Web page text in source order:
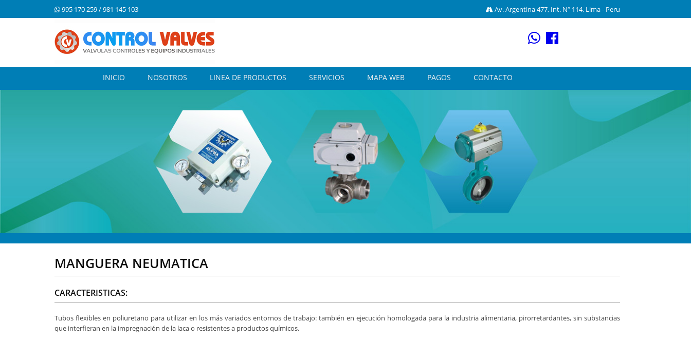
995 170 259 / 981 145 103 Av. Argentina 477, Int. Nº 114, Lima - Peru
INICIO NOSOTROS LINEA DE PRODUCTOS SERVICIOS MAPA WEB PAGOS CONTACTO
MANGUERA NEUMATICA
CARACTERISTICAS:
Tubos flexibles en poliuretano para utilizar en los más variados entornos de trabajo: también en ejecución homologada para la industria alimentaria, pirorretardantes, sin substancias
que interfieran en la impregnación de la laca o resistentes a productos químicos.